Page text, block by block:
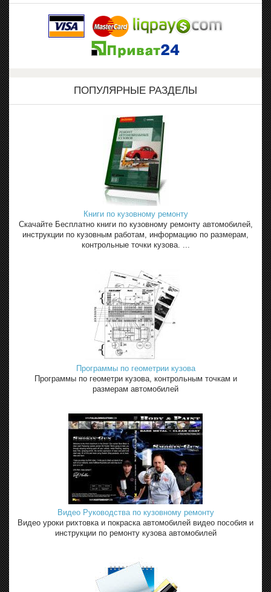
ПОПУЛЯРНЫЕ РАЗДЕЛЫ
Книги по кузовному ремонту
Скачайте Бесплатно книги по кузовному ремонту автомобилей,
инструкции по кузовным работам, информацию по размерам,
контрольные точки кузова. ...
Программы по геометрии кузова
Программы по геометри кузова, контрольным точкам и
размерам автомобилей
Видео Руководства по кузовному ремонту
Видео уроки рихтовка и покраска автомобилей видео пособия и
инструкции по ремонту кузова автомобилей